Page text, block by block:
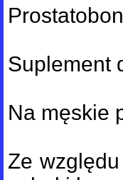
Prostatobon
Suplement
Na męskie
Ze